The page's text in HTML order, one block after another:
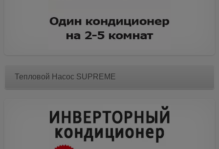
Тепловой Насос SUPREME